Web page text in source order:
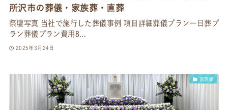
所沢市の葬儀・家族葬・直葬
祭壇写真 当社で施行した葬儀事例 項目詳細葬儀プラン一日葬プ
ラン葬儀プラン費用8...
2025年3月24日
家族葬